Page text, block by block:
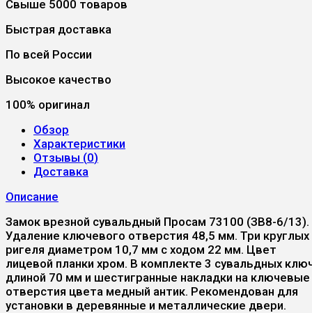
Свыше 5000 товаров
Быстрая доставка
По всей России
Высокое качество
100% оригинал
Обзор
Характеристики
Отзывы (0)
Доставка
Описание
Замок врезной сувальдный Просам 73100 (ЗВ8-6/13).
Удаление ключевого отверстия 48,5 мм. Три круглых
ригеля диаметром 10,7 мм с ходом 22 мм. Цвет
лицевой планки хром. В комплекте 3 сувальдных
длиной 70 мм и шестигранные накладки на ключевые
отверстия цвета медный антик. Рекомендован для
установки в деревянные и металлические двери.